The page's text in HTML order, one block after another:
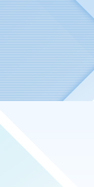
移至網頁之主要內容區位置